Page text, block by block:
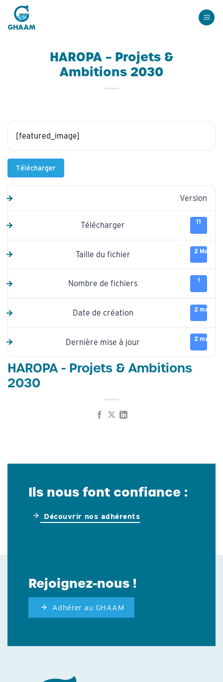
Passer
contenu
HAROPA – Projets &
Ambitions 2030
[featured_image]
Télécharger
Version
Télécharger 11
Taille du fichier 2 Mo
Nombre de fichiers 1
Date de création 2 mars
Dernière mise à jour 2 mars
HAROPA - Projets & Ambitions
2030
Ils nous font confiance :
Découvrir nos adhérents
Rejoignez-nous !
Adhérer au GHAAM